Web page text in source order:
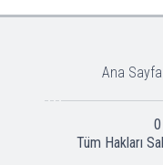
Ana Sayfa
Tüm Hakları